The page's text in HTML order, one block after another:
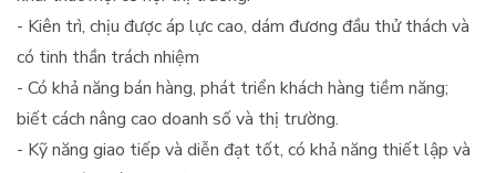
- Kiên trì, chịu được áp lực cao, dám đương đầu thử thách và
có tinh thần trách nhiệm
- Có khả năng bán hàng, phát triển khách hàng tiềm năng;
biết cách nâng cao doanh số và thị trường.
- Kỹ năng giao tiếp và diễn đạt tốt, có khả năng thiết lập và